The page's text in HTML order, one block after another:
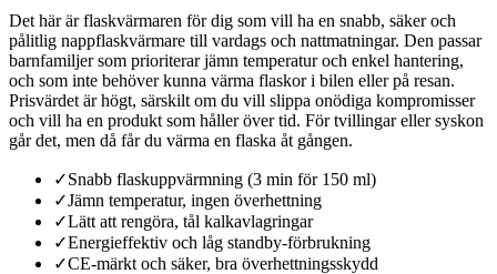
Det här är flaskvärmaren för dig som vill ha en snabb, säker och
pålitlig nappflaskvärmare till vardags och nattmatningar. Den passar
barnfamiljer som prioriterar jämn temperatur och enkel hantering,
och som inte behöver kunna värma flaskor i bilen eller på resan.
Prisvärdet är högt, särskilt om du vill slippa onödiga kompromisser
och vill ha en produkt som håller över tid. För tvillingar eller syskon
går det, men då får du värma en flaska åt gången.
✓Snabb flaskuppvärmning (3 min för 150 ml)
✓Jämn temperatur, ingen överhettning
✓Lätt att rengöra, tål kalkavlagringar
✓Energieffektiv och låg standby-förbrukning
✓CE-märkt och säker, bra överhettningsskydd